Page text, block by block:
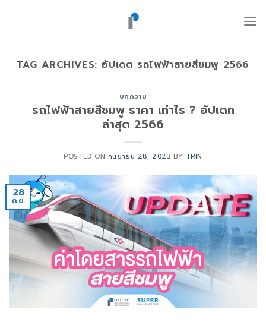
TAG ARCHIVES: อัปเดต รถไฟฟ้าสายสีชมพู 2566
บทความ
รถไฟฟ้าสายสีชมพู ราคา เท่าไร ? อัปเดท
ล่าสุด 2566
POSTED ON กันยายน 28, 2023 BY TRIN
28
ก.ย.